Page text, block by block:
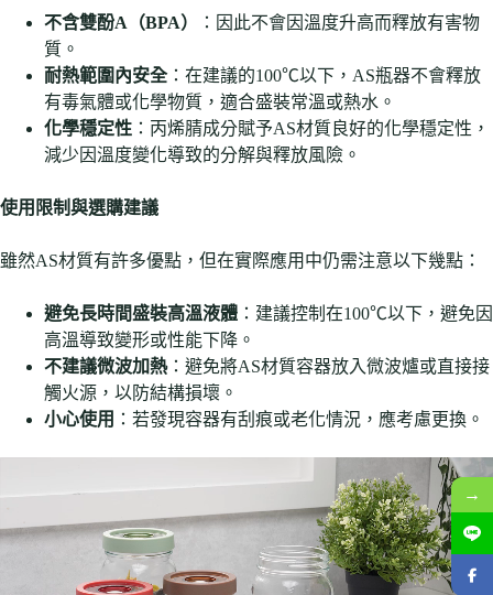
不含雙酚A （BPA）
：因此不會因溫度升高而釋放有害物
質。
耐熱範圍內安全：在建議的100℃以下，AS瓶器不會釋放
有毒氣體或化學物質，適合盛裝常溫或熱水。
化學穩定性 ：丙烯腈成分賦予AS材質良好的化學穩定性，
減少因溫度變化導致的分解與釋放風險。
使用限制與選購建議
雖然AS材質有許多優點，但在實際應用中仍需注意以下幾點：
避免長時間盛裝高溫液體 ：建議控制在100℃以下，避免因
高溫導致變形或性能下降。
不建議微波加熱：避免將AS材質容器放入微波爐或直接接
觸火源，以防結構損壞。
小心使用 ：若發現容器有刮痕或老化情況，應考慮更換。
→